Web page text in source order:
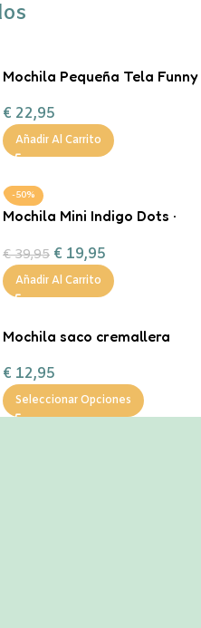
Mochila Pequeña Tela Funny
€ 22,95
Añadir Al Carrito
-50%
Mochila Mini Indigo Dots ·
€39,95 € 19,95
Añadir Al Carrito
Mochila saco cremallera
€ 12,95
Seleccionar Opciones